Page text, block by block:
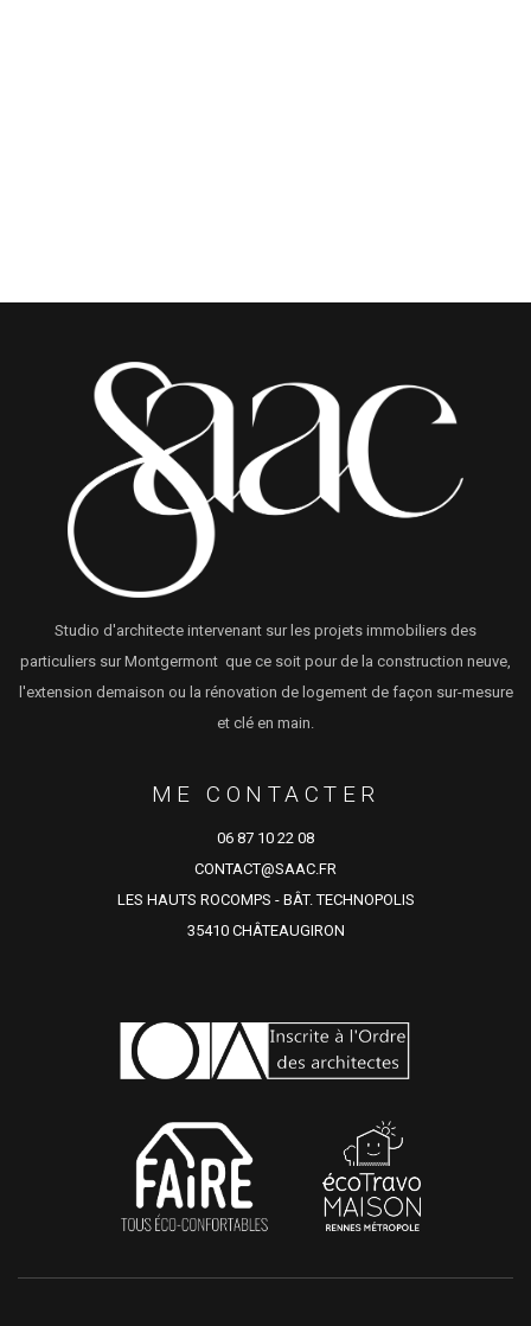
Studio d'architecte intervenant sur les projets immobiliers des
particuliers sur Montgermont que ce soit pour de la construction neuve,
l'extension demaison ou la rénovation de logement de façon sur-mesure
et clé en main.
ME CONTACTER
06 87 10 22 08
CONTACT@SAAC.FR
LES HAUTS ROCOMPS - BÂT. TECHNOPOLIS
35410 CHÂTEAUGIRON